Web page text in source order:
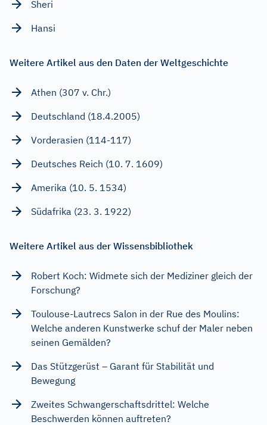
Sheri
Hansi
Weitere Artikel aus den Daten der Weltgeschichte
Athen (307 v. Chr.)
Deutschland (18.4.2005)
Vorderasien (114-117)
Deutsches Reich (10. 7. 1609)
Amerika (10. 5. 1534)
Südafrika (23. 3. 1922)
Weitere Artikel aus der Wissensbibliothek
Robert Koch: Widmete sich der Mediziner gleich der
Forschung?
Toulouse-Lautrecs Salon in der Rue des Moulins:
Welche anderen Kunstwerke schuf der Maler neben
seinen Gemälden?
Das Stützgerüst – Garant für Stabilität und
Bewegung
Zweites Schwangerschaftsdrittel: Welche
Beschwerden können auftreten?